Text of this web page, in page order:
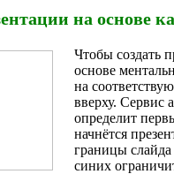
на основе
Чтобы создать
основе
на
вверху. Сервис
определит
начнётся
границы
синих